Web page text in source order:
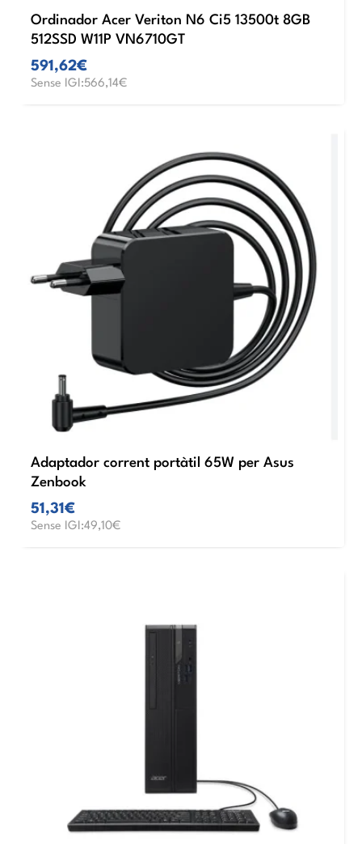
Ordinador Acer Veriton N6 Ci5 13500t 8GB
512SSD W11P VN6710GT
591,62€
Sense IGI:566,14€
Adaptador corrent portàtil 65W per Asus
Zenbook
51,31€
Sense IGI:49,10€